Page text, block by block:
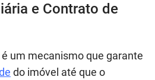
e Contrato de
um mecanismo que garante
do imóvel até que o